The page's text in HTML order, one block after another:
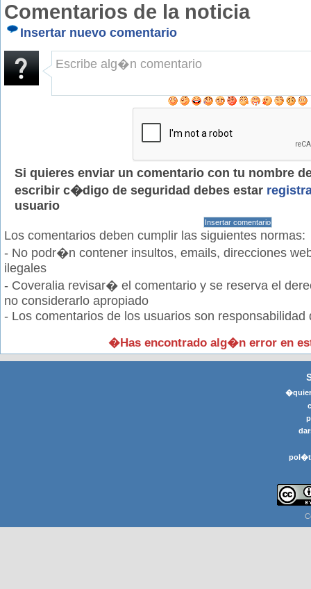
Comentarios de la noticia
Insertar nuevo comentario
Si quieres enviar un comentario con tu nombre
escribir c�digo de seguridad debes estar
usuario
Los comentarios deben cumplir las siguientes normas:
- No podr�n contener insultos, emails, direcciones
ilegales
- Coveralia revisar� el comentario y se reserva el
no considerarlo apropiado
- Los comentarios de los usuarios son responsabilidad
�Has encontrado alg�n error en